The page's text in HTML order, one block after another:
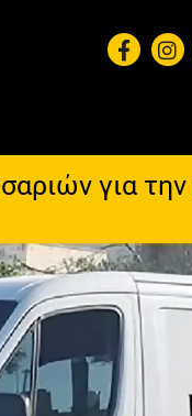
για